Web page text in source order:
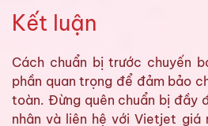
Kết luận
Cách chuẩn bị trước chuyến
phần quan trọng để đảm bảo
toàn. Đừng quên chuẩn bị đầy
nhân và liên hệ với Vietjet